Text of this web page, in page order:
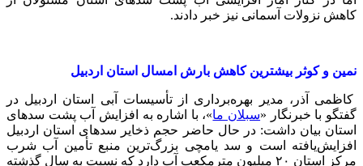
کاهش نزولات آسمانی نیز خبر دادند.
نمین و کوثر بیشترین کاهش بارش امسال استان اردبیل
کاظمی آذر، مدیر بهره‌برداری از تأسیسات آبی استان اردبیل در
گفتگو با خبرنگار «سبلان ما»، با اشاره به افزایش آب پشت سدهای
استان بیان داشت: در حال حاضر حجم ذخایر سدهای استان اردبیل
افزایش‌یافته است و سد یامچی بزرگ‌ترین منبع تأمین آب شرب
مرکز استان ۲۰ میلیون مترمکعب آب دارد که نسبت به سال گذشته